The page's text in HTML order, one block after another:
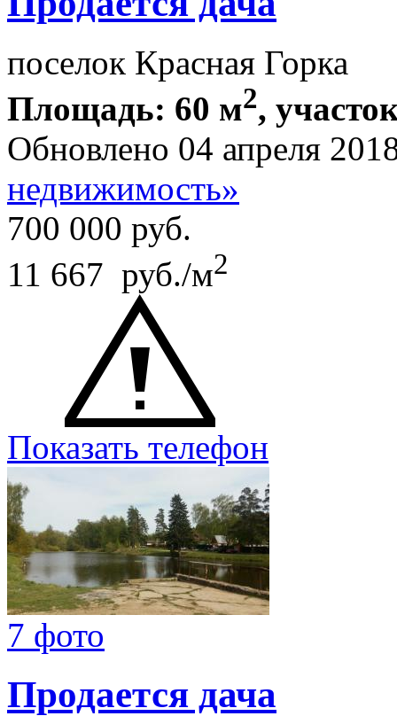
поселок Красная Горка
Площадь: 60 м2,
Обновлено 04 апреля
недвижимость»
700 000 руб.
11 667 руб./м2
Показать телефон
7 фото
Продается дача